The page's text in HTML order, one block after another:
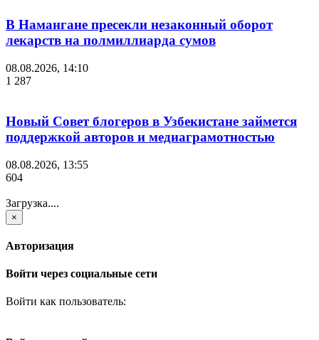
В Намангане пресекли незаконный оборот
лекарств на полмиллиарда сумов
08.08.2026, 14:10
1 287
Новый Совет блогеров в Узбекистане займется
поддержкой авторов и медиаграмотностью
08.08.2026, 13:55
604
Загрузка....
×
Авторизация
Войти через социальные сети
Войти как пользователь: